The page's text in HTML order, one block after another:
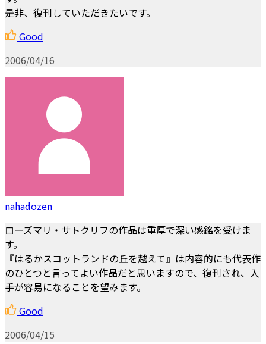
是非、復刊していただきたいです。
Good
2006/04/16
nahadozen
ローズマリ・サトクリフの作品は重厚で深い感銘を受けま
す。
『はるかスコットランドの丘を越えて』は内容的にも代表作
のひとつと言ってよい作品だと思いますので、復刊され、入
手が容易になることを望みます。
Good
2006/04/15